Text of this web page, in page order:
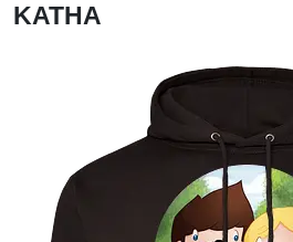
KATHA